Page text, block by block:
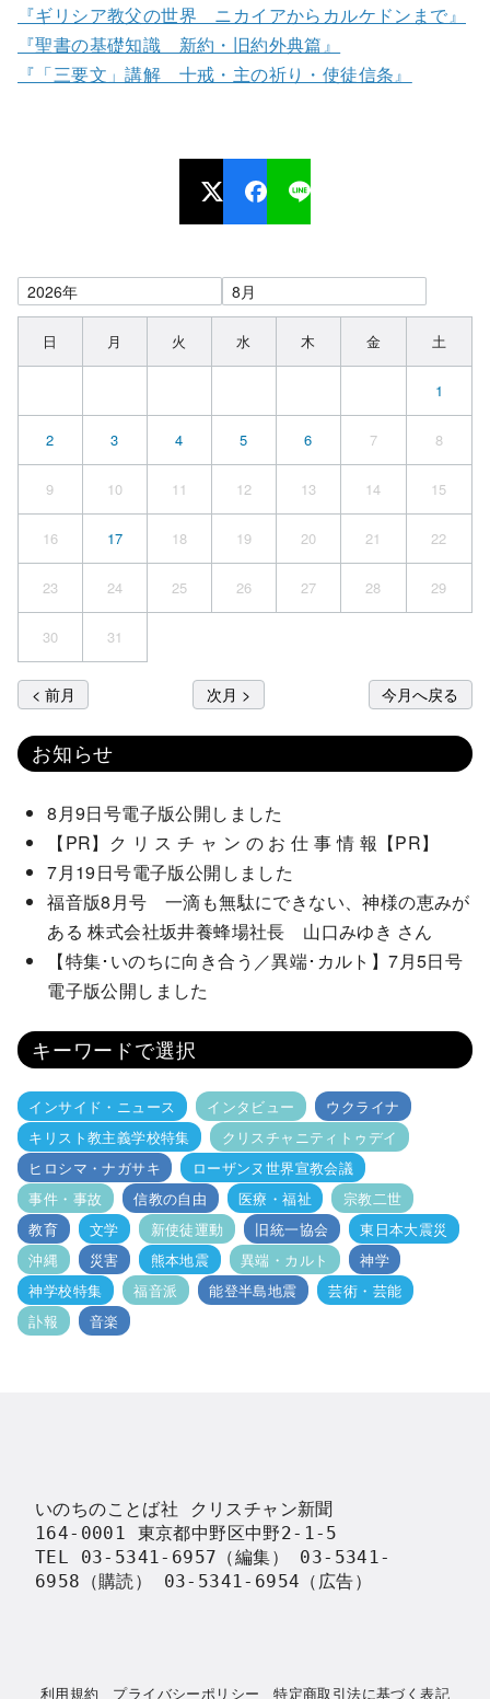
『ギリシア教父の世界 ニカイアからカルケドンまで』
『聖書の基礎知識 新約・旧約外典篇』
『「三要文」講解 十戒・主の祈り・使徒信条』
日 月 火 水 木 金 土
1
2 3 4 5 6 7 8
9 10 11 12 13 14 15
16 17 18 19 20 21 22
23 24 25 26 27 28 29
30 31
< 前月 次月 > 今月へ戻る
お知らせ
8月9日号電子版公開しました
【PR】ク リ ス チ ャ ン の お 仕 事 情 報【PR】
7月19日号電子版公開しました
福音版8月号 一滴も無駄にできない、神様の恵みが
ある 株式会社坂井養蜂場社長 山口みゆき さん
【特集･いのちに向き合う／異端･カルト】7月5日号
電子版公開しました
キーワードで選択
インサイド・ニュース インタビュー
ウクライナ
キリスト教主義学校特集
クリスチャニティトゥデイ
ヒロシマ・ナガサキ
ローザンヌ世界宣教会議
事件・事故
信教の自由 医療・福祉
宗教二世
教育
文学 新使徒運動 旧統一協会
東日本大震災
沖縄
災害 熊本地震 異端・カルト
神学
神学校特集
福音派 能登半島地震
芸術・芸能
訃報
音楽
いのちのことば社 クリスチャン新聞
164-0001 東京都中野区中野2-1-5
TEL 03-5341-6957（編集） 03-5341-
6958（購読） 03-5341-6954（広告）
利用規約 プライバシーポリシー 特定商取引法に基づく表記